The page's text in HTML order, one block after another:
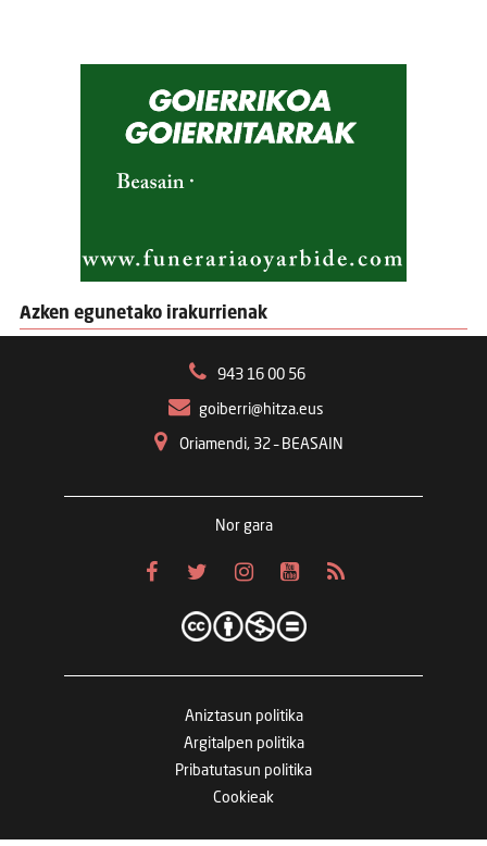
Azken egunetako irakurrienak
943 16 00 56
goiberri@hitza.eus
Oriamendi, 32 – BEASAIN
Nor gara
Aniztasun politika
Argitalpen politika
Pribatutasun politika
Cookieak